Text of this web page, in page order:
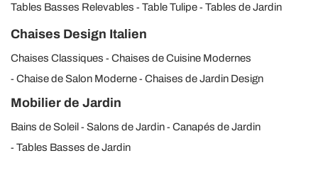
Tables Basses Relevables
Table Tulipe Tables de Jardin
Chaises Design Italien
Chaises Classiques
Chaises de Cuisine Modernes
Chaise de Salon Moderne
Chaises de Jardin Design
Mobilier de Jardin
Bains de Soleil Salons de Jardin
Canapés de Jardin
Tables Basses de Jardin